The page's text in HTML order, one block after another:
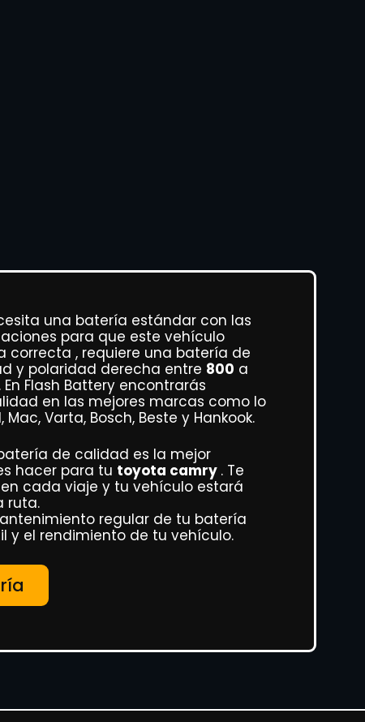
una batería estándar con las
para que este vehículo
correcta , requiere una batería de
y polaridad derecha entre 800 a
Flash Battery encontrarás
en las mejores marcas como lo
Mac, Varta, Bosch, Beste y Hankook.
de calidad es la mejor
hacer para tu toyota camry . Te
cada viaje y tu vehículo estará
ruta.
regular de tu batería
y el rendimiento de tu vehículo.